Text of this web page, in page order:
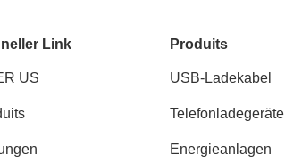
Link
US
Produits
USB-Ladekabel
Telefonladegeräte
Energieanlagen